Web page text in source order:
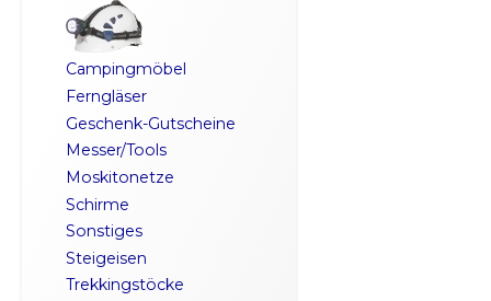
Campingmöbel
Ferngläser
Geschenk-Gutscheine
Messer/Tools
Moskitonetze
Schirme
Sonstiges
Steigeisen
Trekkingstöcke